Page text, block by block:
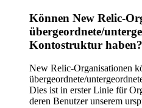
Können New Relic-
übergeordnete/
Kontostruktur haben?
New Relic-Organisationen
übergeordnete/
Dies ist in erster Linie für
deren Benutzer unserem